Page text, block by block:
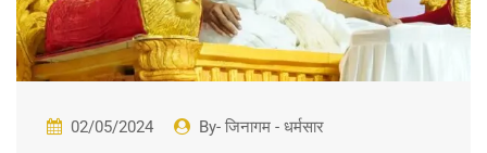
02/05/2024 By- जिनागम - धर्मसार